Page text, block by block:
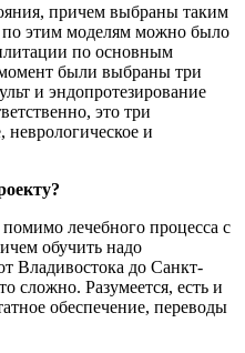
причем выбраны таким
этим моделям можно было
по основным
были выбраны три
и эндопротезирование
это три
неврологическое и
лечебного процесса с
обучить надо
Владивостока до Санкт-
сложно. Разумеется, есть и
обеспечение, переводы